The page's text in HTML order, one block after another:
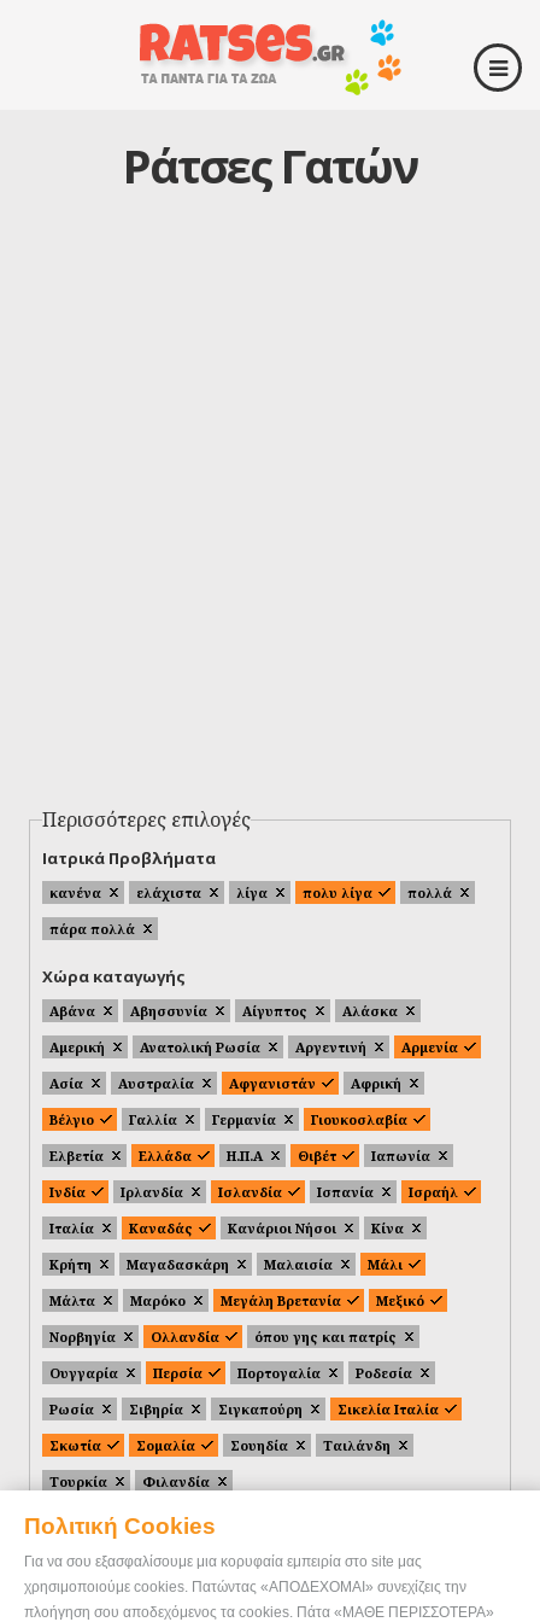
Πολιτική Cookies
Για να σου εξασφαλίσουμε μια κορυφαία εμπειρία στο site μας
χρησιμοποιούμε cookies. Πατώντας «ΑΠΟΔΕΧΟΜΑΙ» συνεχίζεις την
πλοήγηση σου αποδεχόμενος τα cookies. Πάτα «ΜΑΘΕ ΠΕΡΙΣΣΟΤΕΡΑ»
Ράτσες Γατών
Περισσότερες επιλογές
Ιατρικά Προβλήματα
κανένα ελάχιστα λίγα πολυ λίγα
πολλά
πάρα πολλά
Χώρα καταγωγής
Αβάνα Αβησσυνία Αίγυπτος
Αλάσκα
Αμερική
Ανατολική Ρωσία Αργεντινή
Αρμενία
Ασία
Αυστραλία Αφγανιστάν
Αφρική
Βέλγιο
Γαλλία Γερμανία
Γιουκοσλαβία
Ελβετία
Ελλάδα Η.Π.Α Θιβέτ
Ιαπωνία
Ινδία
Ιρλανδία Ισλανδία Ισπανία
Ισραήλ
Ιταλία
Καναδάς Κανάριοι Νήσοι
Κίνα
Κρήτη
Μαγαδασκάρη Μαλαισία
Μάλι
Μάλτα
Μαρόκο Μεγάλη Βρετανία
Μεξικό
Νορβηγία
Ολλανδία
όπου γης και πατρίς
Ουγγαρία
Περσία Πορτογαλία
Ροδεσία
Ρωσία
Σιβηρία Σιγκαπούρη
Σικελία Ιταλία
Σκωτία
Σομαλία Σουηδία
Ταιλάνδη
Τουρκία
Φιλανδία